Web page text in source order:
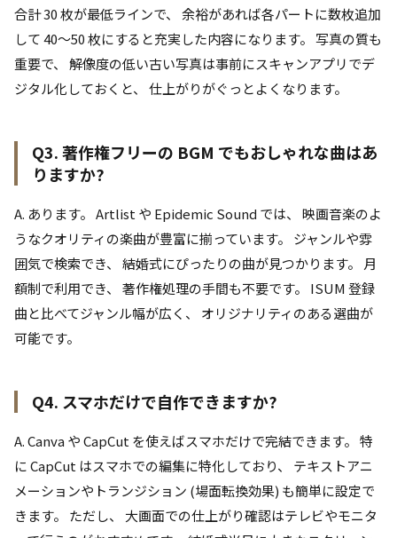
合計 30 枚が最低ラインで、 余裕があれば各パートに数枚追加
して 40〜50 枚にすると充実した内容になります。 写真の質も
重要で、 解像度の低い古い写真は事前にスキャンアプリでデ
ジタル化しておくと、 仕上がりがぐっとよくなります。
Q3. 著作権フリーの BGM でもおしゃれな曲はあ
りますか?
A. あります。 Artlist や Epidemic Sound では、 映画音楽のよ
うなクオリティの楽曲が豊富に揃っています。 ジャンルや雰
囲気で検索でき、 結婚式にぴったりの曲が見つかります。 月
額制で利用でき、 著作権処理の手間も不要です。 ISUM 登録
曲と比べてジャンル幅が広く、 オリジナリティのある選曲が
可能です。
Q4. スマホだけで自作できますか?
A. Canva や CapCut を使えばスマホだけで完結できます。 特
に CapCut はスマホでの編集に特化しており、 テキストアニ
メーションやトランジション (場面転換効果) も簡単に設定で
きます。 ただし、 大画面での仕上がり確認はテレビやモニタ